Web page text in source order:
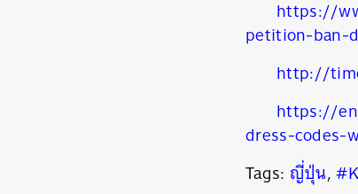
https://
petition-ban-
http://
https://
dress-
Tags: ญี่ปุ่น,